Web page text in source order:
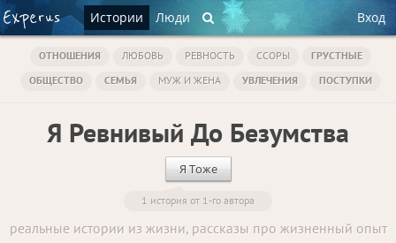
Истории Люди Вход
ОТНОШЕНИЯ ЛЮБОВЬ РЕВНОСТЬ ССОРЫ
ГРУСТНЫЕ
ОБЩЕСТВО
СЕМЬЯ МУЖ И ЖЕНА УВЛЕЧЕНИЯ ПОСТУПКИ
Я Ревнивый До Безумства
Я Тоже
1 история от 1-го автора
реальные истории из жизни, рассказы про жизненный опыт